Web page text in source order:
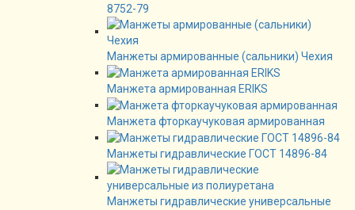
8752-79
Манжеты армированные (сальники) Чехия
Манжета армированная ERIKS
Манжета фторкаучуковая армированная
Манжеты гидравлические ГОСТ 14896-84
Манжеты гидравлические универсальные